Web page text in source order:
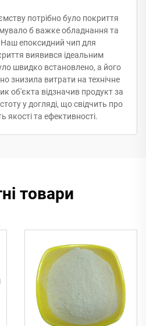
потрібно було покриття
б важке обладнання та
Наш епоксидний чип для
виявився ідеальним
швидко встановлено, а його
знизила витрати на технічне
об'єкта відзначив продукт за
у догляді, що свідчить про
якості та ефективності.
товари